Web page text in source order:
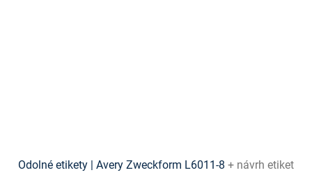
Odolné etikety | Avery Zweckform L6011-8 + návrh etiket